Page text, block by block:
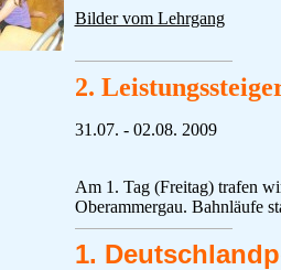
Bilder vom Lehrgang
2.
31.07. - 02.08. 2009
Am 1. Tag (Freitag) trafen
Oberammergau. Bahnläufe
1.